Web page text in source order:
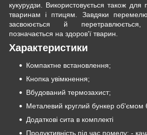
кукурудзи. Використовується також для
тваринам і птицям. Завдяки
засвоюється й
позначається на здоров'ї тварин.
Характеристики
Компактне встановлення;
Кнопка увімкнення;
Вбудований термозахист;
Металевий круглий бункер об'ємом
Додаткові сита в комплекті
Продуктивність під час помелу: -